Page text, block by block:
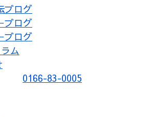
ブログ
ブログ
ブログ
ム
0166-83-0005